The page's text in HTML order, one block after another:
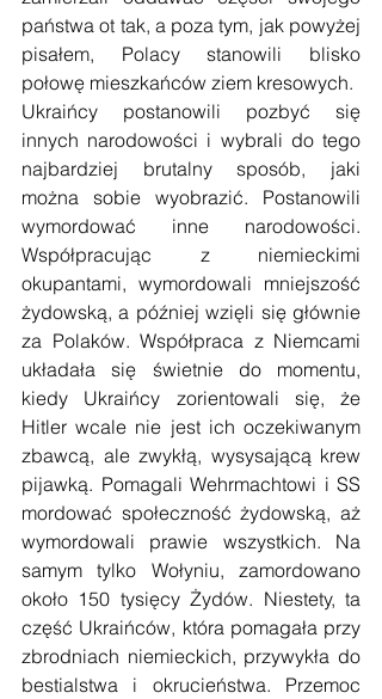
państwa ot tak, a poza tym, jak powyżej
pisałem, Polacy stanowili blisko
połowę mieszkańców ziem kresowych.
Ukraińcy postanowili pozbyć się
innych narodowości i wybrali do tego
najbardziej brutalny sposób, jaki
można sobie wyobrazić. Postanowili
wymordować inne narodowości.
Współpracując z niemieckimi
okupantami, wymordowali mniejszość
żydowską, a później wzięli się głównie
za Polaków. Współpraca z Niemcami
układała się świetnie do momentu,
kiedy Ukraińcy zorientowali się, że
Hitler wcale nie jest ich oczekiwanym
zbawcą, ale zwykłą, wysysającą krew
pijawką. Pomagali Wehrmachtowi i SS
mordować społeczność żydowską, aż
wymordowali prawie wszystkich. Na
samym tylko Wołyniu, zamordowano
około 150 tysięcy Żydów. Niestety, ta
część Ukraińców, która pomagała przy
zbrodniach niemieckich, przywykła do
bestialstwa i okrucieństwa. Przemoc